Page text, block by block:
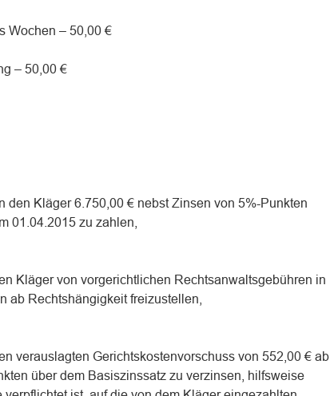
Wochen – 50,00 €
– 50,00 €
den Kläger 6.750,00 € nebst Zinsen von 5%-Punkten
01.04.2015 zu zahlen,
Kläger von vorgerichtlichen Rechtsanwaltsgebühren in
ab Rechtshängigkeit freizustellen,
verauslagten Gerichtskostenvorschuss von 552,00 € ab
über dem Basiszinssatz zu verzinsen, hilfsweise